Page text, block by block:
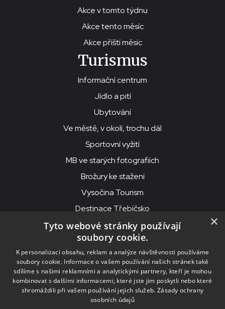
Akce v tomto týdnu
Akce tento měsíc
Akce příští měsíc
Turismus
Informační centrum
Jídlo a pití
Ubytování
Ve městě, v okolí, trochu dál
Sportovní vyžití
MB ve starých fotografiích
Brožury ke stažení
Vysočina Tourism
Destinace Třebíčsko
© 2026MKS Beseda Mor. Budějovice
MKS Beseda, příspěvková organizace, Purcnerova 62, 676 02
Moravské Budějovice
IČO: 00091758, DIČ: CZ00091758, ID datové schránky: chjn2kd
×
Tyto webové stránky používají
soubory cookie.
K personalizaci obsahu, reklam a analýze návštěvnosti používáme
soubory cookie. Informace o vašem používání našich stránek také
sdílíme s našimi reklamními a analytickými partnery, kteří je mohou
kombinovat s dalšími informacemi, které jste jim poskytli nebo které
shromáždili při vašem používání jejich služeb. Zásady ochrany
osobních údajů